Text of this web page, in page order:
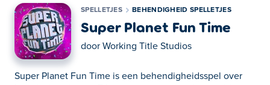
SPELLETJES BEHENDIGHEID SPELLETJES
Super Planet Fun Time
door Working Title Studios
Super Planet Fun Time is een behendigheidsspel over